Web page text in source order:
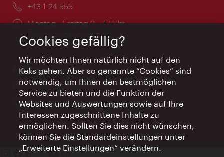
Telefon:
+43-1-24 555
Öffnungszeiten:
Montag - Freitag 9 – 17 Uhr
Feiertags geschlossen
AI Concierge Wien
Ort:
concierge.wien.info
Öffnungszeiten:
Informationen rund um die Uhr
Cookies gefällig?
Wir möchten Ihnen natürlich nicht auf den
Keks gehen. Aber so genannte “Cookies” sind
notwendig, um Ihnen den bestmöglichen
Service zu bieten und die Funktion der
Websites und Auswertungen sowie auf Ihre
Interessen zugeschnittene Inhalte zu
ermöglichen. Sollten Sie dies nicht wünschen,
können Sie die Standardeinstellungen unter
„Erweiterte Einstellungen“ verändern.